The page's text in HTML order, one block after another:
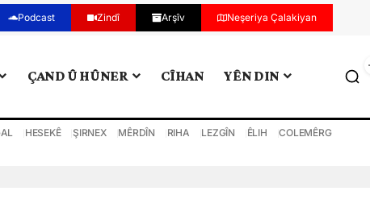
Podcast Zindî Arşîv Neşeriya Çalakiyan
ÇAND Û HÛNER CÎHAN YÊN DIN
HESEKÊ ŞIRNEX MÊRDÎN RIHA LEZGÎN ÊLIH COLEMÊRG